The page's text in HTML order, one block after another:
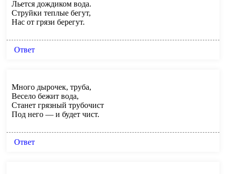
Льется дождиком вода.
Струйки теплые бегут,
Нас от грязи берегут.
Ответ
Много дырочек, труба,
Весело бежит вода,
Станет грязный трубочист
Под него — и будет чист.
Ответ